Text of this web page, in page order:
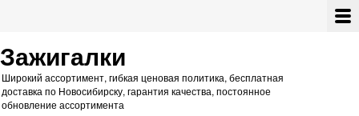
Зажигалки
Широкий ассортимент, гибкая ценовая политика, бесплатная
доставка по Новосибирску, гарантия качества, постоянное
обновление ассортимента